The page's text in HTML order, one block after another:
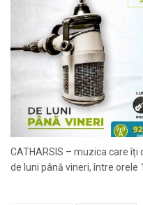
CATHARSIS – muzica care
de luni până vineri, între orele